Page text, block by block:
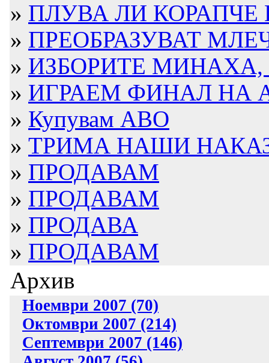
» ПЛУВА ЛИ КОРАПЧЕ
» ПРЕОБРАЗУВАТ
» ИЗБОРИТЕ
» ИГРАЕМ ФИНАЛ НА
» Купувам АВО
» ТРИМА НАШИ
» ПРОДАВАМ
» ПРОДАВАМ
» ПРОДАВА
» ПРОДАВАМ
Архив
Ноември 2007 (70)
Октомври 2007 (214)
Септември 2007 (146)